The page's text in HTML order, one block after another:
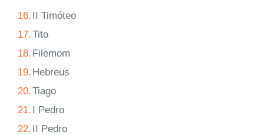
16. II Timóteo
17.Tito
18. Filemom
19. Hebreus
20.Tiago
21. I Pedro
22. II Pedro